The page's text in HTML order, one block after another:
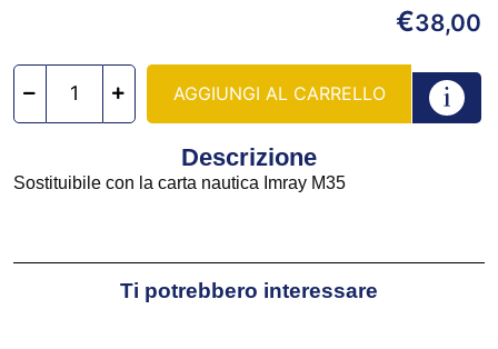
€38,00
AGGIUNGI AL CARRELLO
Descrizione
Sostituibile con la carta nautica Imray M35
Ti potrebbero interessare